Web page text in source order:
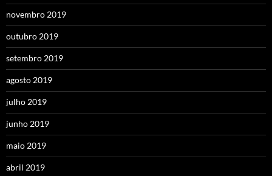
novembro 2019
outubro 2019
setembro 2019
agosto 2019
julho 2019
junho 2019
maio 2019
abril 2019